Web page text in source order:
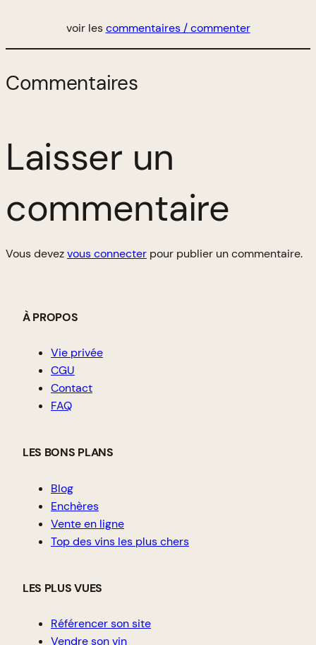
voir lescommentaires / commenter
Commentaires
Laisser un
commentaire
Vous devezvous connecter pour publier un commentaire.
À PROPOS
Vie privée
CGU
Contact
FAQ
LES BONS PLANS
Blog
Enchères
Vente en ligne
Top des vins les plus chers
LES PLUS VUES
Référencer son site
Vendre son vin